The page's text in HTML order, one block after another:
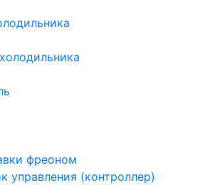
фреоном
управления (контроллер)